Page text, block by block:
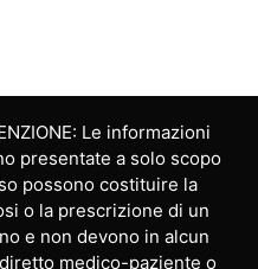
Le informazioni
presentate a solo scopo
possono costituire la
o la prescrizione di un
e non devono in alcun
medico-paziente o